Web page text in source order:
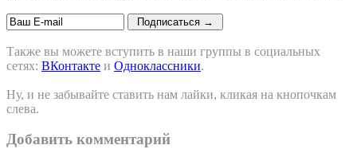
Также вы можете вступить в наши группы в социальных
сетях: ВКонтакте и Одноклассники.
Ну, и не забывайте ставить нам лайки, кликая на кнопочкам
слева.
Добавить комментарий